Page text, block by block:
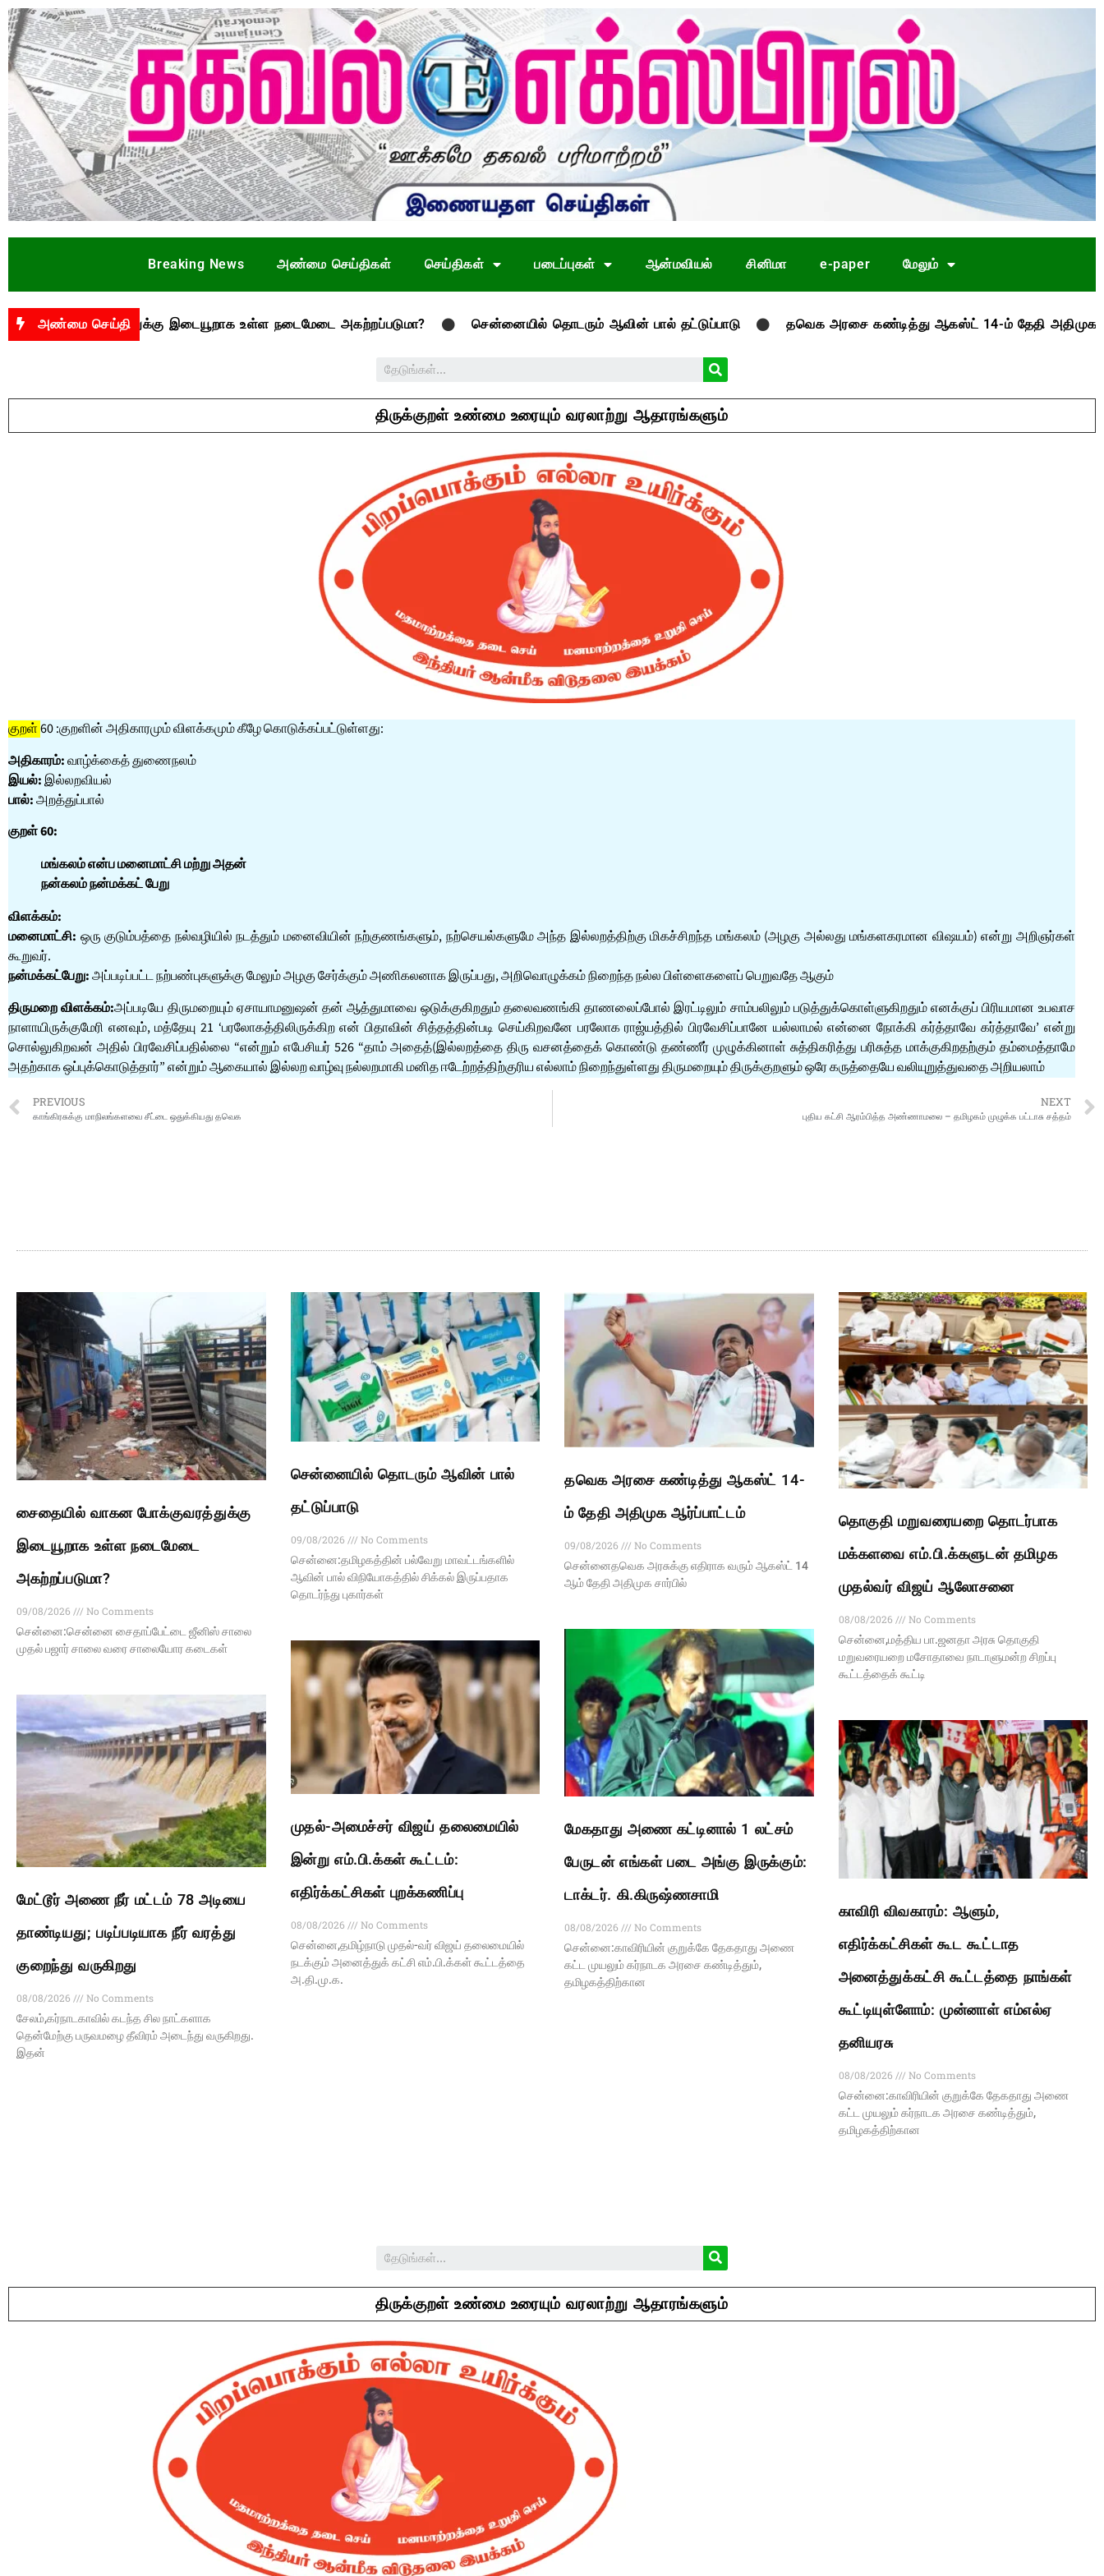
Breaking News அண்மை செய்திகள் செய்திகள் படைப்புகள் ஆன்மவியல் சினிமா e-paper மேலும்
அண்மை செய்திஇடையூறாக உள்ள நடைமேடை அகற்றப்படுமா? சென்னையில் தொடரும் ஆவின் பால் தட்டுப்பாடு தவெக அரசை கண்டித்து ஆகஸ்ட் 14-ம் தேதி அதிமுக
திருக்குறள் உண்மை உரையும் வரலாற்று ஆதாரங்களும்
குறள்60 :குறளின் அதிகாரமும் விளக்கமும் கீழே கொடுக்கப்பட்டுள்ளது:
அதிகாரம்:வாழ்க்கைத் துணைநலம்
இயல்:இல்லறவியல்
பால்:அறத்துப்பால்
குறள் 60:
மங்கலம் என்ப மனைமாட்சி மற்று அதன்
நன்கலம் நன்மக்கட் பேறு
விளக்கம்:
மனைமாட்சி: ஒரு குடும்பத்தை நல்வழியில் நடத்தும் மனைவியின் நற்குணங்களும், நற்செயல்களுமே அந்த இல்லறத்திற்கு மிகச்சிறந்த மங்கலம் (அழகு அல்லது மங்களகரமான விஷயம்) என்று அறிஞர்கள்
கூறுவர்.
நன்மக்கட்பேறு:அப்படிப்பட்ட நற்பண்புகளுக்கு மேலும் அழகு சேர்க்கும் அணிகலனாக இருப்பது, அறிவொழுக்கம் நிறைந்த நல்ல பிள்ளைகளைப் பெறுவதே ஆகும்
திருமறை விளக்கம்:அப்படியே திருமறையும் ஏசாயாமனுஷன் தன் ஆத்துமாவை ஒடுக்குகிறதும் தலைவணங்கி தாணலைப்போல் இரட்டிலும் சாம்பலிலும் படுத்துக்கொள்ளுகிறதும் எனக்குப் பிரியமான உபவாச
நாளாயிருக்குமேரி எனவும், மத்தேயு 21 ‘பரலோகத்திலிருக்கிற என் பிதாவின் சித்தத்தின்படி செய்கிறவனே பரலோக ராஜ்யத்தில் பிரவேசிப்பானே யல்லாமல் என்னை நோக்கி கர்த்தாவே கர்த்தாவே’ என்று
சொல்லுகிறவன் அதில் பிரவேசிப்பதில்லை “என்றும் எபேசியர் 526 “தாம் அதைத்(இல்லறத்தை திரு வசனத்தைக் கொண்டு தண்ணீர் முழுக்கினாள் சுத்திகரித்து பரிசுத்த மாக்குகிறதற்கும் தம்மைத்தாமே
அதற்காக ஒப்புக்கொடுத்தார்” என்றும் ஆகையால் இல்லற வாழ்வு நல்லறமாகி மனித ஈடேற்றத்திற்குரிய எல்லாம் நிறைந்துள்ளது திருமறையும் திருக்குறளும் ஒரே கருத்தையே வலியுறுத்துவதை அறியலாம்
PREVIOUS
காங்கிரசுக்கு மாநிலங்களவை சீட்டை ஒதுக்கியது தவெக
NEXT
புதிய கட்சி ஆரம்பித்த அண்ணாமலை – தமிழகம் முழுக்க பட்டாசு சத்தம்
சைதையில் வாகன போக்குவரத்துக்கு
இடையூறாக உள்ள நடைமேடை
அகற்றப்படுமா?
09/08/2026
No Comments
சென்னை:சென்னை சைதாப்பேட்டை ஜீனிஸ் சாலை
முதல் பஜார் சாலை வரை சாலையோர கடைகள்
சென்னையில் தொடரும் ஆவின் பால்
தட்டுப்பாடு
09/08/2026
No Comments
சென்னை:தமிழகத்தின் பல்வேறு மாவட்டங்களில்
ஆவின் பால் விநியோகத்தில் சிக்கல் இருப்பதாக
தொடர்ந்து புகார்கள்
தவெக அரசை கண்டித்து ஆகஸ்ட் 14-
ம் தேதி அதிமுக ஆர்ப்பாட்டம்
09/08/2026
No Comments
சென்னைதவெக அரசுக்கு எதிராக வரும் ஆகஸ்ட் 14
ஆம் தேதி அதிமுக சார்பில்
தொகுதி மறுவரையறை தொடர்பாக
மக்களவை எம்.பி.க்களுடன் தமிழக
முதல்வர் விஜய் ஆலோசனை
08/08/2026
No Comments
சென்னை,மத்திய பா.ஜனதா அரசு தொகுதி
மறுவரையறை மசோதாவை நாடாளுமன்ற சிறப்பு
கூட்டத்தைக் கூட்டி
மேட்டூர் அணை நீர் மட்டம் 78 அடியை
தாண்டியது; படிப்படியாக நீர் வரத்து
குறைந்து வருகிறது
08/08/2026
No Comments
சேலம்,கர்நாடகாவில் கடந்த சில நாட்களாக
தென்மேற்கு பருவமழை தீவிரம் அடைந்து வருகிறது.
இதன்
முதல்-அமைச்சர் விஜய் தலைமையில்
இன்று எம்.பி.க்கள் கூட்டம்:
எதிர்க்கட்சிகள் புறக்கணிப்பு
08/08/2026
No Comments
சென்னை,தமிழ்நாடு முதல்-வர் விஜய் தலைமையில்
நடக்கும் அனைத்துக் கட்சி எம்.பி.க்கள் கூட்டத்தை
அ.தி.மு.க.
மேகதாது அணை கட்டினால் 1 லட்சம்
பேருடன் எங்கள் படை அங்கு இருக்கும்:
டாக்டர். கி.கிருஷ்ணசாமி
08/08/2026
No Comments
சென்னை:காவிரியின் குறுக்கே தேகதாது அணை
கட்ட முயலும் கர்நாடக அரசை கண்டித்தும்,
தமிழகத்திற்கான
காவிரி விவகாரம்: ஆளும்,
எதிர்க்கட்சிகள் கூட கூட்டாத
அனைத்துக்கட்சி கூட்டத்தை நாங்கள்
கூட்டியுள்ளோம்: முன்னாள் எம்எல்ஏ
தனியரசு
08/08/2026
No Comments
சென்னை:காவிரியின் குறுக்கே தேகதாது அணை
கட்ட முயலும் கர்நாடக அரசை கண்டித்தும்,
தமிழகத்திற்கான
திருக்குறள் உண்மை உரையும் வரலாற்று ஆதாரங்களும்